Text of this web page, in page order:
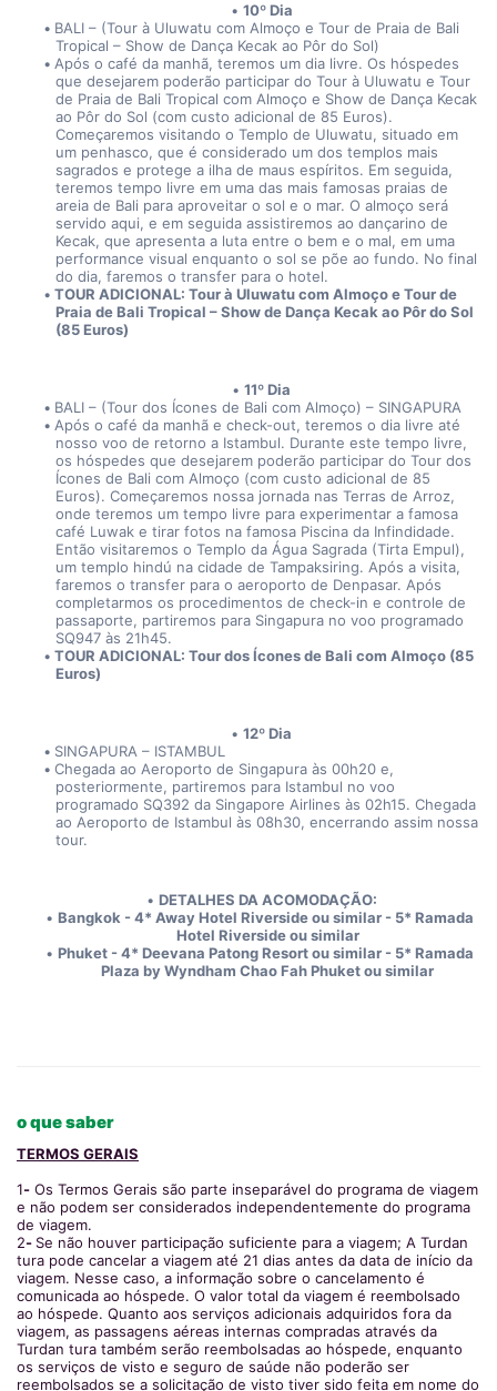
10º Dia
BALI – (Tour à Uluwatu com Almoço e Tour de Praia de Bali
Tropical – Show de Dança Kecak ao Pôr do Sol)
Após o café da manhã, teremos um dia livre. Os hóspedes
que desejarem poderão participar do Tour à Uluwatu e Tour
de Praia de Bali Tropical com Almoço e Show de Dança Kecak
ao Pôr do Sol (com custo adicional de 85 Euros).
Começaremos visitando o Templo de Uluwatu, situado em
um penhasco, que é considerado um dos templos mais
sagrados e protege a ilha de maus espíritos. Em seguida,
teremos tempo livre em uma das mais famosas praias de
areia de Bali para aproveitar o sol e o mar. O almoço será
servido aqui, e em seguida assistiremos ao dançarino de
Kecak, que apresenta a luta entre o bem e o mal, em uma
performance visual enquanto o sol se põe ao fundo. No final
do dia, faremos o transfer para o hotel.
TOUR ADICIONAL: Tour à Uluwatu com Almoço e Tour de
Praia de Bali Tropical – Show de Dança Kecak ao Pôr do Sol
(85 Euros)
11º Dia
BALI – (Tour dos Ícones de Bali com Almoço) – SINGAPURA
Após o café da manhã e check-out, teremos o dia livre até
nosso voo de retorno a Istambul. Durante este tempo livre,
os hóspedes que desejarem poderão participar do Tour dos
Ícones de Bali com Almoço (com custo adicional de 85
Euros). Começaremos nossa jornada nas Terras de Arroz,
onde teremos um tempo livre para experimentar a famosa
café Luwak e tirar fotos na famosa Piscina da Infindidade.
Então visitaremos o Templo da Água Sagrada (Tirta Empul),
um templo hindú na cidade de Tampaksiring. Após a visita,
faremos o transfer para o aeroporto de Denpasar. Após
completarmos os procedimentos de check-in e controle de
passaporte, partiremos para Singapura no voo programado
SQ947 às 21h45.
TOUR ADICIONAL: Tour dos Ícones de Bali com Almoço (85
Euros)
12º Dia
SINGAPURA – ISTAMBUL
Chegada ao Aeroporto de Singapura às 00h20 e,
posteriormente, partiremos para Istambul no voo
programado SQ392 da Singapore Airlines às 02h15. Chegada
ao Aeroporto de Istambul às 08h30, encerrando assim nossa
tour.
DETALHES DA ACOMODAÇÃO:
Bangkok - 4* Away Hotel Riverside ou similar - 5* Ramada
Hotel Riverside ou similar
Phuket - 4* Deevana Patong Resort ou similar - 5* Ramada
Plaza by Wyndham Chao Fah Phuket ou similar
o que saber
TERMOS GERAIS
1- Os Termos Gerais são parte inseparável do programa de viagem
e não podem ser considerados independentemente do programa
de viagem.
2- Se não houver participação suficiente para a viagem; A Turdan
tura pode cancelar a viagem até 21 dias antes da data de início da
viagem. Nesse caso, a informação sobre o cancelamento é
comunicada ao hóspede. O valor total da viagem é reembolsado
ao hóspede. Quanto aos serviços adicionais adquiridos fora da
viagem, as passagens aéreas internas compradas através da
Turdan tura também serão reembolsadas ao hóspede, enquanto
os serviços de visto e seguro de saúde não poderão ser
reembolsados se a solicitação de visto tiver sido feita em nome do